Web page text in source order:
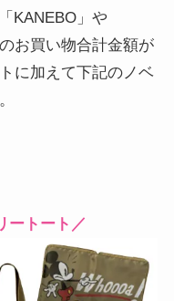
KANEBO」や
お買い物合計金額が
に加えて下記のノベ
ートート／